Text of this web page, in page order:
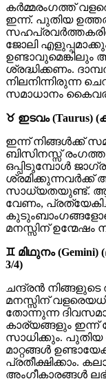
കർമ്മരംഗത്ത്
ഇന്ന്. പുതിയ
ജോലി
ശ്രദ്ധിക്കണം.
നിലനിന്നിരുന്ന
സമാധാനം
♉ ഇടവം (Taurus)
ഇന്ന് നിങ്ങൾക്ക്
ബിസിനസ്സ്
ഒപ്പിടുമ്പോൾ
ശ്രമിക്കുന്നവർക്ക്
സാധ്യതയുണ്ട്.
വേണം,
മനസ്സിന് ഉന്മേഷം
♊ മിഥുനം
3/4)
ചന്ദ്രൻ
മനസ്സിന്
തോന്നുന്ന
കാര്യങ്ങളും ഇന്ന്
സാധിക്കും.
മാറ്റങ്ങൾ
പ്രതീക്ഷിക്കാം.
അംഗീകാരങ്ങൾ